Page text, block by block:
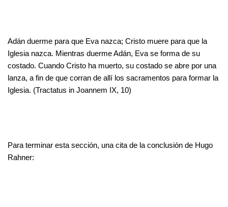
Adán duerme para que Eva nazca; Cristo muere para que la
Iglesia nazca. Mientras duerme Adán, Eva se forma de su
costado. Cuando Cristo ha muerto, su costado se abre por una
lanza, a fin de que corran de allí los sacramentos para formar la
Iglesia. (Tractatus in Joannem IX, 10)
Para terminar esta sección, una cita de la conclusión de Hugo
Rahner: